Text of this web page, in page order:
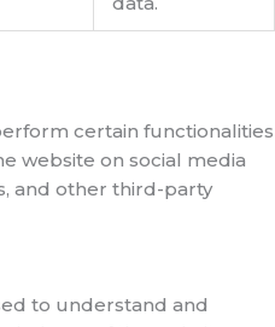
certain functionalities
website on social media
and other third-party
to understand and